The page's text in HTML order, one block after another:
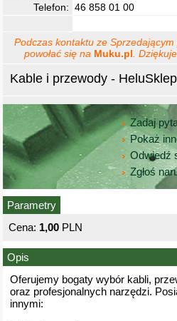
Kable i przewody - HeluSklep
Zadaj
Pokaż
Odwiedź
Zgłoś
Parametry
Cena: 1,00 PLN
Telefon: 46 858 01 00
Podczas kontaktu ze Sprzedającym
powołać się na Muku.pl .
Opis
Oferujemy bogaty wybór kabli,
oraz profesjonalnych narzędzi.
innymi: